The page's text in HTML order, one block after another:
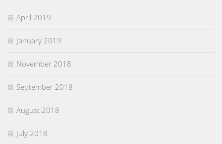
April 2019
January 2019
November 2018
September 2018
August 2018
July 2018